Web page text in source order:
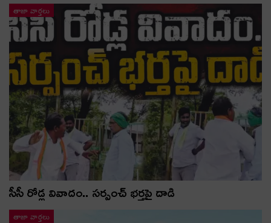
తాజా వార్తలు
సీసీ రోడ్ల వివాదం.. స‌ర్పంచ్ భ‌ర్త‌పై దాడి
తాజా వార్తలు